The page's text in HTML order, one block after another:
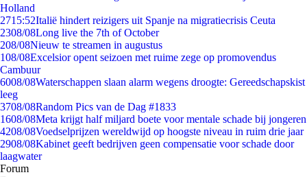
Holland
2715:52Italië hindert reizigers uit Spanje na migratiecrisis Ceuta
2308/08Long live the 7th of October
208/08Nieuw te streamen in augustus
108/08Excelsior opent seizoen met ruime zege op promovendus
Cambuur
6008/08Waterschappen slaan alarm wegens droogte: Gereedschapskist
leeg
3708/08Random Pics van de Dag #1833
1608/08Meta krijgt half miljard boete voor mentale schade bij jongeren
4208/08Voedselprijzen wereldwijd op hoogste niveau in ruim drie jaar
2908/08Kabinet geeft bedrijven geen compensatie voor schade door
laagwater
Forum